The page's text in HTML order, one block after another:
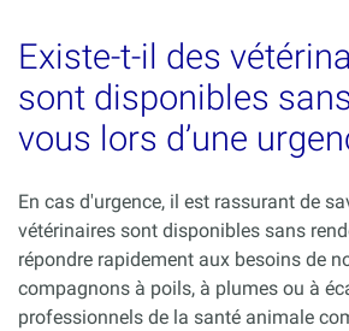
Existe-t-il des
sont disponibles
vous lors d’une
En cas d'urgence, il est rassurant de
vétérinaires sont disponibles sans
répondre rapidement aux besoins de
compagnons à poils, à plumes ou à
professionnels de la santé animale